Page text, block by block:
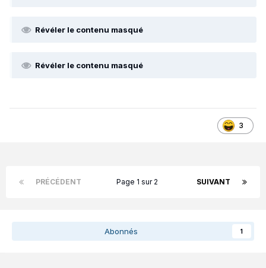
Révéler le contenu masqué
Révéler le contenu masqué
3
PRÉCÉDENT SUIVANT
Page 1 sur 2
Abonnés 1